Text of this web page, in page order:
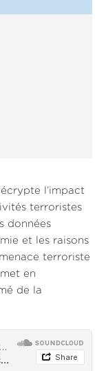
l’impact
terroristes
données
et les raisons
terroriste
en
de la